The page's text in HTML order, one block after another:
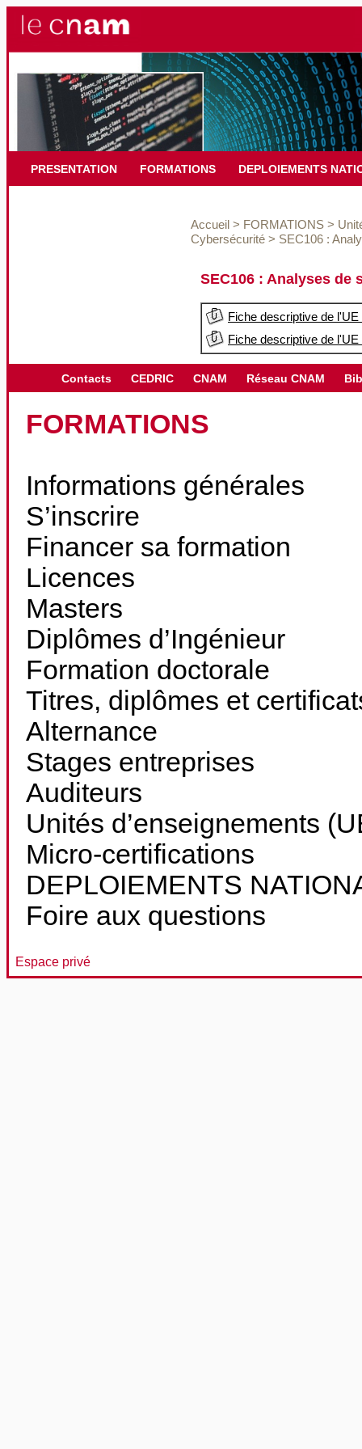
PRESENTATION FORMATIONS DEPLOIEMENTS
Accueil > FORMATIONS >
Cybersécurité > SEC106 :
SEC106 : Analyses de
Fiche descriptive de
Fiche descriptive de l'UE
Contacts CEDRIC CNAM Réseau CNAM
FORMATIONS
Informations générales
S’inscrire
Financer sa formation
Licences
Masters
Diplômes d’Ingénieur
Formation doctorale
Titres, diplômes et
Alternance
Stages entreprises
Auditeurs
Unités d’enseignements
Micro-certifications
DEPLOIEMENTS
Foire aux questions
Espace privé